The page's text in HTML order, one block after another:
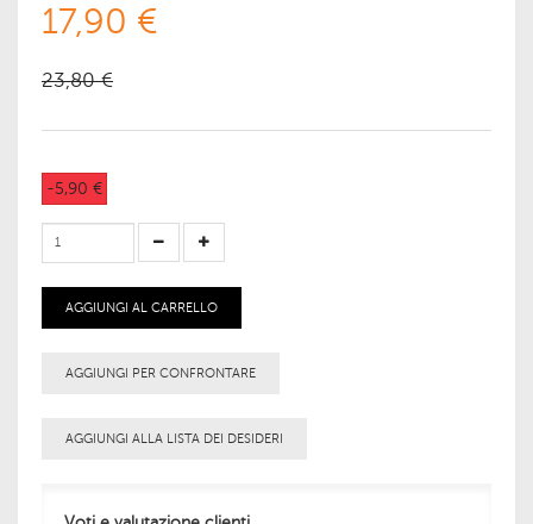
17,90 €
23,80 €
-5,90 €
AGGIUNGI AL CARRELLO
AGGIUNGI PER CONFRONTARE
AGGIUNGI ALLA LISTA DEI DESIDERI